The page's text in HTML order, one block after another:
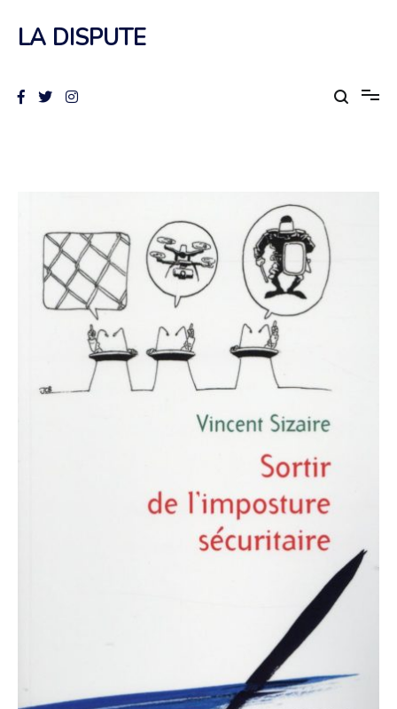
contenu
LA DISPUTE